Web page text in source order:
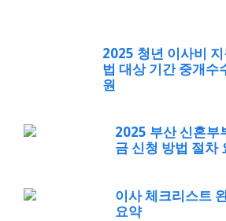
2025 청년 이사비
법 대상 기간 중개수
원
2025 부산 신혼부
금 신청 방법 절차
이사 체크리스트
요약